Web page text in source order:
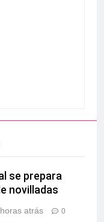
se prepara
novilladas
atrás 0